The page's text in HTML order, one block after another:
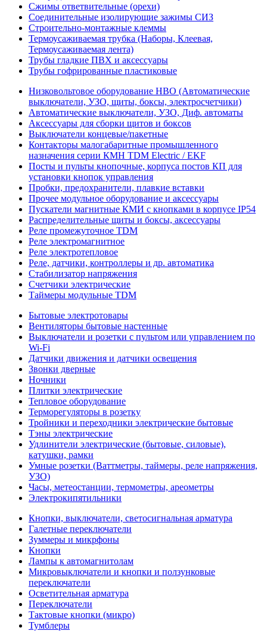
Сжимы ответвительные (орехи)
Соединительные изолирующие зажимы СИЗ
Строительно-монтажные клеммы
Термоусаживаемая трубка (Наборы, Клеевая,
Термоусаживаемая лента)
Трубы гладкие ПВХ и аксессуары
Трубы гофрированные пластиковые
Низковольтовое оборудование НВО (Автоматические
выключатели, УЗО, щиты, боксы, электросчетчики)
Автоматические выключатели, УЗО, Диф. автоматы
Аксессуары для сборки щитов и боксов
Выключатели концевые/пакетные
Контакторы малогабаритные промышленного
назначения серии КМН TDM Electric / EKF
Посты и пульты кнопочные, корпуса постов КП для
установки кнопок управления
Пробки, предохранители, плавкие вставки
Прочее модульное оборудование и аксессуары
Пускатели магнитные КМИ с кнопками в корпусе IP54
Распределительные щиты и боксы, аксессуары
Реле промежуточное TDM
Реле электромагнитное
Реле электротепловое
Реле, датчики, контроллеры и др. автоматика
Стабилизатор напряжения
Счетчики электрические
Таймеры модульные TDM
Бытовые электротовары
Вентиляторы бытовые настенные
Выключатели и розетки с пультом или управлением по
Wi-Fi
Датчики движения и датчики освещения
Звонки дверные
Ночники
Плитки электрические
Тепловое оборудование
Терморегуляторы в розетку
Тройники и переходники электрические бытовые
Тэны электрические
Удлинители электрические (бытовые, силовые),
катушки, рамки
Умные розетки (Ваттметры, таймеры, реле напряжения,
УЗО)
Часы, метеостанции, термометры, ареометры
Электрокипятильники
Кнопки, выключатели, светосигнальная арматура
Галетные переключатели
Зуммеры и микрфоны
Кнопки
Лампы к автомагнитолам
Микровыключатели и кнопки и ползунковые
переключатели
Осветительная арматура
Переключатели
Тактовые кнопки (микро)
Тумблеры